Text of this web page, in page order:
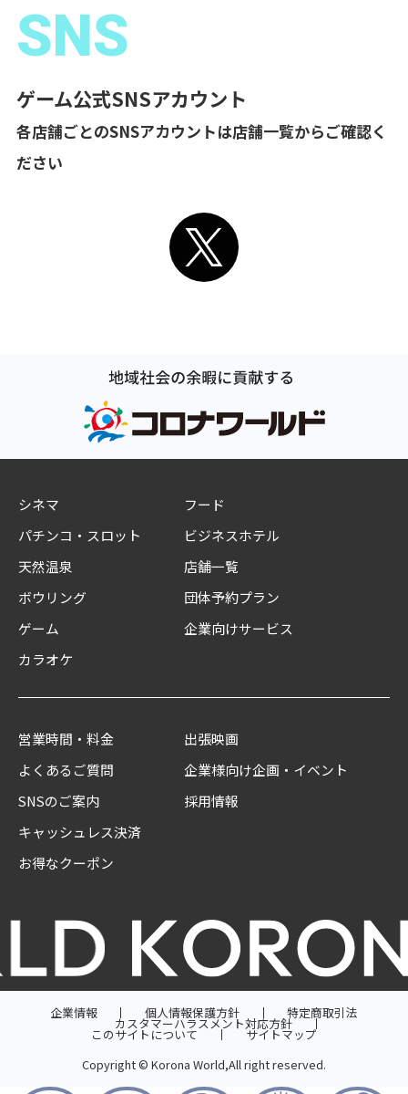
SNS
ゲーム公式SNSアカウント
各店舗ごとのSNSアカウントは店舗一覧からご確認く
ださい
シネマ
パチンコ・スロット
天然温泉
ボウリング
ゲーム
カラオケ
フード
ビジネスホテル
店舗一覧
団体予約プラン
企業向けサービス
営業時間・料金
よくあるご質問
SNSのご案内
キャッシュレス決済
お得なクーポン
出張映画
企業様向け企画・イベント
採用情報
企業情報 個人情報保護方針 特定商取引法
カスタマーハラスメント対応方針
このサイトについて
サイトマップ
Copyright © Korona World,All right reserved.